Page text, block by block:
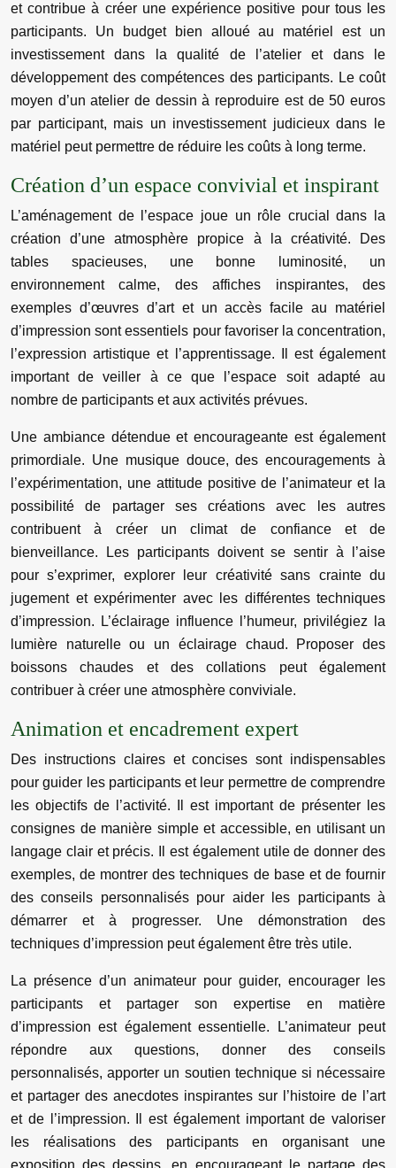
et contribue à créer une expérience positive pour tous les
participants. Un budget bien alloué au matériel est un
investissement dans la qualité de l’atelier et dans le
développement des compétences des participants. Le coût
moyen d’un atelier de dessin à reproduire est de 50 euros
par participant, mais un investissement judicieux dans le
matériel peut permettre de réduire les coûts à long terme.
Création d’un espace convivial et inspirant
L’aménagement de l’espace joue un rôle crucial dans la
création d’une atmosphère propice à la créativité. Des
tables spacieuses, une bonne luminosité, un
environnement calme, des affiches inspirantes, des
exemples d’œuvres d’art et un accès facile au matériel
d’impression sont essentiels pour favoriser la concentration,
l’expression artistique et l’apprentissage. Il est également
important de veiller à ce que l’espace soit adapté au
nombre de participants et aux activités prévues.
Une ambiance détendue et encourageante est également
primordiale. Une musique douce, des encouragements à
l’expérimentation, une attitude positive de l’animateur et la
possibilité de partager ses créations avec les autres
contribuent à créer un climat de confiance et de
bienveillance. Les participants doivent se sentir à l’aise
pour s’exprimer, explorer leur créativité sans crainte du
jugement et expérimenter avec les différentes techniques
d’impression. L’éclairage influence l’humeur, privilégiez la
lumière naturelle ou un éclairage chaud. Proposer des
boissons chaudes et des collations peut également
contribuer à créer une atmosphère conviviale.
Animation et encadrement expert
Des instructions claires et concises sont indispensables
pour guider les participants et leur permettre de comprendre
les objectifs de l’activité. Il est important de présenter les
consignes de manière simple et accessible, en utilisant un
langage clair et précis. Il est également utile de donner des
exemples, de montrer des techniques de base et de fournir
des conseils personnalisés pour aider les participants à
démarrer et à progresser. Une démonstration des
techniques d’impression peut également être très utile.
La présence d’un animateur pour guider, encourager les
participants et partager son expertise en matière
d’impression est également essentielle. L’animateur peut
répondre aux questions, donner des conseils
personnalisés, apporter un soutien technique si nécessaire
et partager des anecdotes inspirantes sur l’histoire de l’art
et de l’impression. Il est également important de valoriser
les réalisations des participants en organisant une
exposition des dessins, en encourageant le partage des